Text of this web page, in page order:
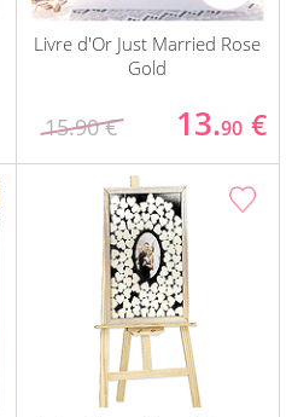
Livre d'Or Just Married Rose
Gold
15.90 € 13.90 €